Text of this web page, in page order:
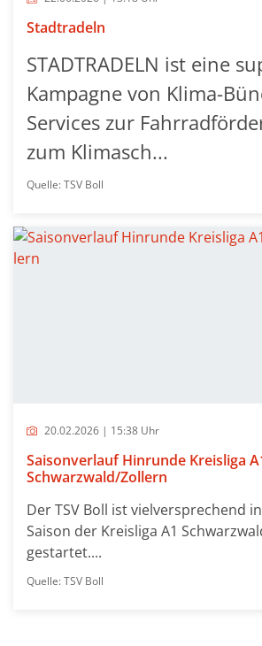
Stadtradeln
STADTRADELN ist eine
Kampagne von Klima-
Services zur
zum Klimasch...
Quelle: TSV Boll
20.02.2026 | 15:38 Uhr
Saisonverlauf Hinrunde Kreisliga
Schwarzwald/Zollern
Der TSV Boll ist vielversprechend
Saison der Kreisliga A1
gestartet....
Quelle: TSV Boll